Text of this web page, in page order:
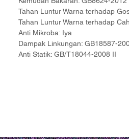
Tahan Luntur Warna terhadap
Tahan Luntur Warna terhadap
Anti Mikroba: Iya
Dampak Linkungan: GB18587-
Anti Statik: GB/T18044-2008 II